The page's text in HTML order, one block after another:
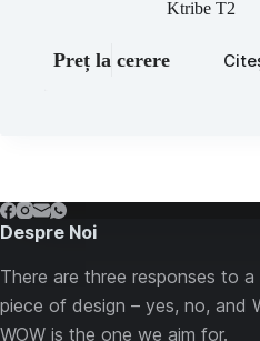
Ktribe T2
Preț la cerere
Despre Noi
There are three responses to a
piece of design – yes, no, and
WOW is the one we aim for.